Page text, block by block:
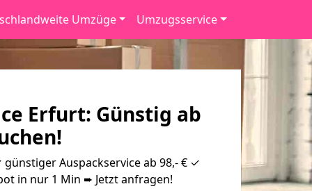
Umzüge Umzugsservice
Erfurt: Günstig ab
Auspackservice ab 98,- € ✓
in nur 1 Min ➨ Jetzt anfragen!